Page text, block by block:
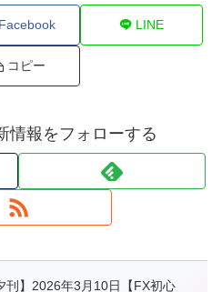
Facebook LINE
コピー
報をフォローする
刊】2026年3月10日【FX初心